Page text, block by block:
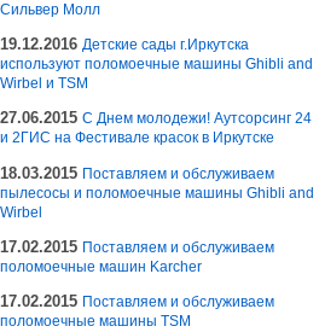
Сильвер Молл
19.12.2016 Детские сады г.Иркутска
используют поломоечные машины Ghibli and
Wirbel и TSM
27.06.2015 С Днем молодежи! Аутсорсинг 24
и 2ГИС на Фестивале красок в Иркутске
18.03.2015 Поставляем и обслуживаем
пылесосы и поломоечные машины Ghibli and
Wirbel
17.02.2015 Поставляем и обслуживаем
поломоечные машин Karcher
17.02.2015 Поставляем и обслуживаем
поломоечные машины TSM